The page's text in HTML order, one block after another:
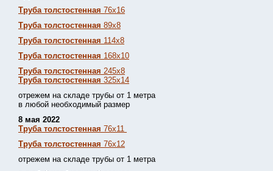
Труба толстостенная 76х16
Труба толстостенная 89х8
Труба толстостенная 114х8
Труба толстостенная 168х10
Труба толстостенная 245х8
Труба толстостенная 325х14
отрежем на складе трубы от 1 метра
в любой необходимый размер
8 мая 2022
Труба толстостенная 76х11
Труба толстостенная 76х12
отрежем на складе трубы от 1 метра